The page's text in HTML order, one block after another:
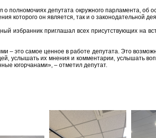
о полномочиях депутата окружного парламента, об
которого он является, так и о законодательной
избранник приглашал всех присутствующих на
– это самое ценное в работе депутата. Это
услышать их мнения и комментарии, услышать
югорчанами», – отметил депутат.